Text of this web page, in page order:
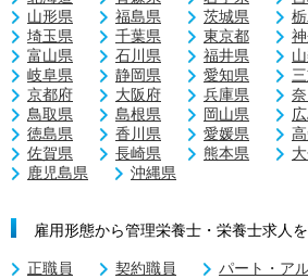
山形県
福島県 茨城県
埼玉県
千葉県 東京都
富山県
石川県 福井県
岐阜県
静岡県 愛知県
京都府
大阪府 兵庫県
鳥取県
島根県 岡山県
徳島県
香川県 愛媛県
佐賀県
長崎県 熊本県
鹿児島県
沖縄県
雇用形態から管理栄養士・栄養士求人
正職員 契約職員
パート・ア